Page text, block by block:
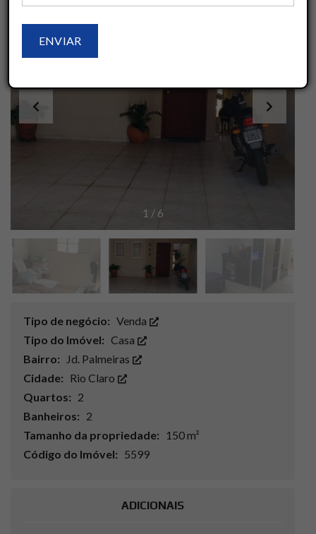
1 / 6
Tipo de negócio: Venda
Tipo do Imóvel: Casa
Bairro:
Jd. Palmeiras
Cidade: Rio Claro
Quartos: 2
Banheiros: 2
Tamanho da propriedade: 150 m²
Código do Imóvel: 5599
ADICIONAIS